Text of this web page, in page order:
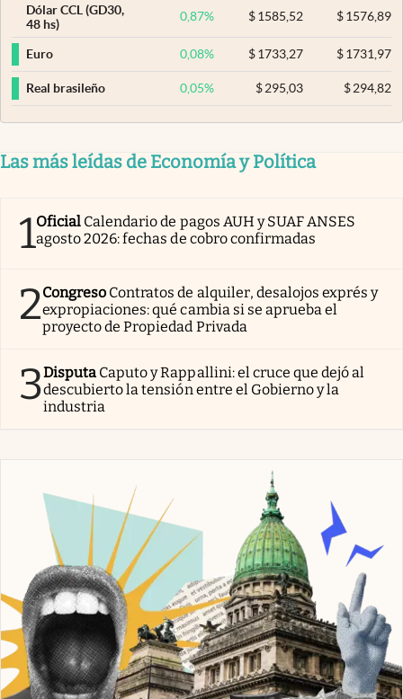
Dólar CCL (GD30,
48 hs)
0,87% $ 1585,52 $1576,89
Euro 0,08% $ 1733,27 $1731,97
Real brasileño 0,05% $ 295,03 $294,82
Las más leídas de Economía y Política
1Oficial Calendario de pagos AUH y SUAF ANSES
agosto 2026: fechas de cobro confirmadas
2Congreso Contratos de alquiler, desalojos exprés y
expropiaciones: qué cambia si se aprueba el
proyecto de Propiedad Privada
3Disputa Caputo y Rappallini: el cruce que dejó al
descubierto la tensión entre el Gobierno y la
industria